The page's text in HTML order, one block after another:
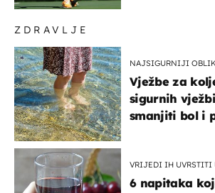
ZDRAVLJE
NAJSIGURNIJI
Vježbe za
sigurnih
smanjiti bol i
VRIJEDI IH UVRSTITI
6 napitaka